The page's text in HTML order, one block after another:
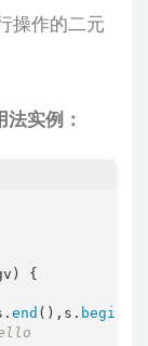
操作的二元
实例：
{
end (),s. begin